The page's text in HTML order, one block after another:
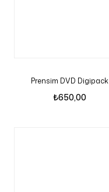
Prensim DVD Digipack
₺650,00